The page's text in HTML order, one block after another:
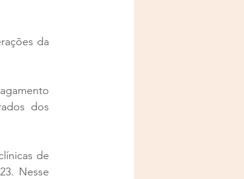
da
dos
de
Nesse